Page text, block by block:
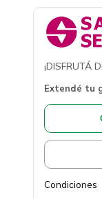
¡DISFRUTÁ
Extendé tu
Condiciones